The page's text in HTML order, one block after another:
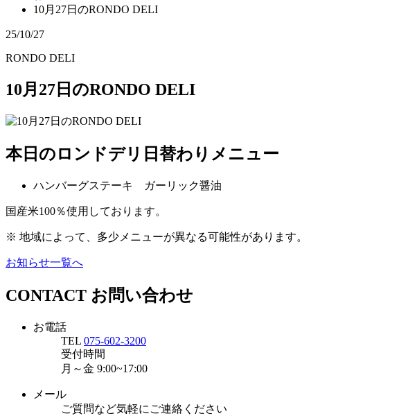
10月27日のRONDO DELI
25/10/27
RONDO DELI
10月27日のRONDO DELI
本日のロンドデリ日替わりメニュー
ハンバーグステーキ ガーリック醤油
国産米100％使用しております。
※ 地域によって、多少メニューが異なる可能性があります。
お知らせ一覧へ
CONTACT お問い合わせ
お電話
TEL 075-602-3200
受付時間
月～金 9:00~17:00
メール
ご質問など気軽にご連絡ください